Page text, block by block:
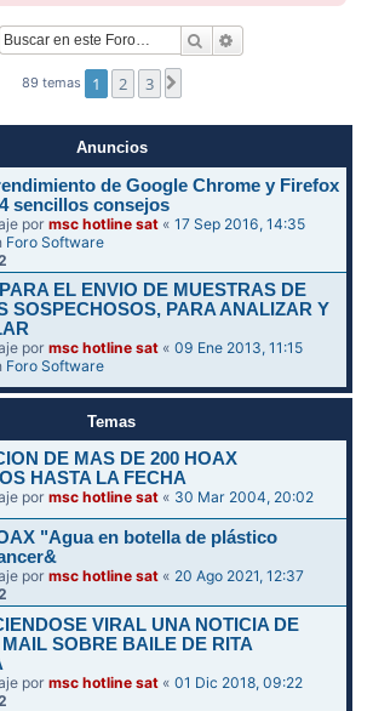
Buscar
89 temas 1 2 3
Anuncios
de Google Chrome y Firefox
sencillos consejos
pormsc hotline sat «17 Sep 2016, 14:35
Foro Software
EL ENVIO DE MUESTRAS DE
SOSPECHOSOS, PARA ANALIZAR Y
pormsc hotline sat «09 Ene 2013, 11:15
Foro Software
Temas
DE MAS DE 200 HOAX
HASTA LA FECHA
pormsc hotline sat « 30 Mar 2004, 20:02
"Agua en botella de plástico
pormsc hotline sat « 20 Ago 2021, 12:37
VIRAL UNA NOTICIA DE
SOBRE BAILE DE RITA
pormsc hotline sat «01 Dic 2018, 09:22